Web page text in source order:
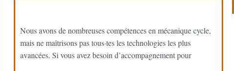
Nous avons de nombreuses compétences en mécanique cycle,
mais ne maîtrisons pas tous·tes les technologies les plus
avancées. Si vous avez besoin d’accompagnement pour